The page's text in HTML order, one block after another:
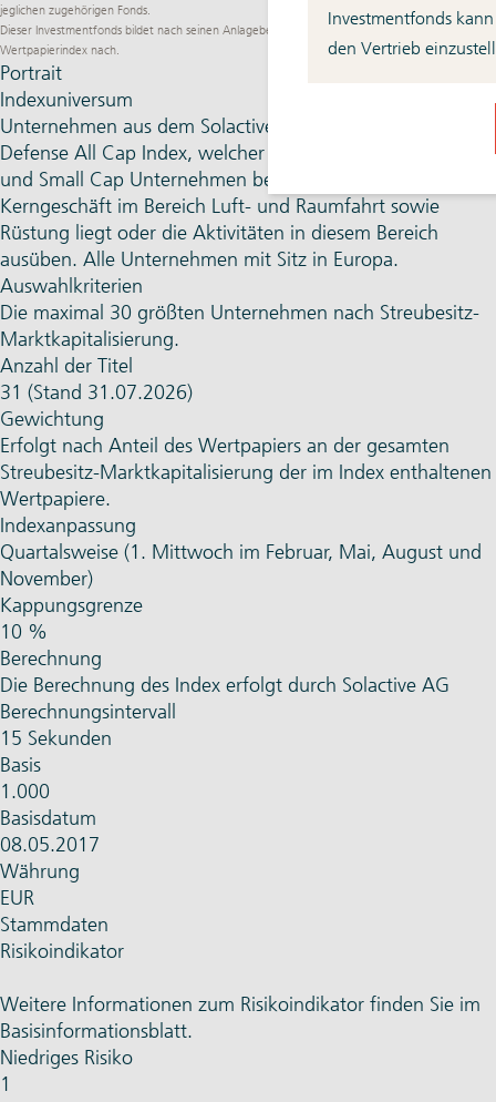
Investmentfonds
den Vertrieb
jeglichen zugehörigen Fonds.
Dieser Investmentfonds bildet nach seinen Anlagebedingungen einen anerkannten
Wertpapierindex nach.
Portrait
Indexuniversum
Unternehmen aus dem Solactive GBS Global Markets
Defense All Cap Index, welcher aus Large Cap, Mid Cap
und Small Cap Unternehmen besteht und deren
Kerngeschäft im Bereich Luft- und Raumfahrt sowie
Rüstung liegt oder die Aktivitäten in diesem Bereich
ausüben. Alle Unternehmen mit Sitz in Europa.
Auswahlkriterien
Die maximal 30 größten Unternehmen nach Streubesitz-
Marktkapitalisierung.
Anzahl der Titel
31 (Stand 31.07.2026)
Gewichtung
Erfolgt nach Anteil des Wertpapiers an der gesamten
Streubesitz-Marktkapitalisierung der im Index enthaltenen
Wertpapiere.
Indexanpassung
Quartalsweise (1. Mittwoch im Februar, Mai, August und
November)
Kappungsgrenze
10 %
Berechnung
Die Berechnung des Index erfolgt durch Solactive AG
Berechnungsintervall
15 Sekunden
Basis
1.000
Basisdatum
08.05.2017
Währung
EUR
Stammdaten
Risikoindikator
Weitere Informationen zum Risikoindikator finden Sie im
Basisinformationsblatt.
Niedriges Risiko
1